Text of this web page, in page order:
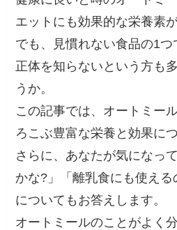
エットにも効果的な栄養素
でも、見慣れない食品の1
正体を知らないという方も
うか。
この記事では、オートミー
ろこぶ豊富な栄養と効果に
さらに、あなたが気になっ
かな?」「離乳食にも使え
についてもお答えします。
オートミールのことがよく